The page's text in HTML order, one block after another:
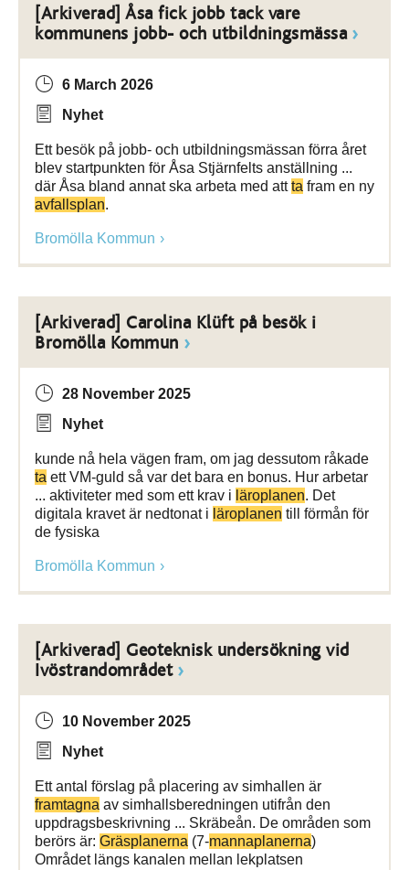
[Arkiverad] Åsa fick jobb tack vare
kommunens jobb- och utbildningsmässa
6 March 2026
Nyhet
Ett besök på jobb- och utbildningsmässan förra året
blev startpunkten för Åsa Stjärnfelts anställning ...
där Åsa bland annat ska arbeta med attta fram en ny
avfallsplan.
Bromölla Kommun
[Arkiverad] Carolina Klüft på besök i
Bromölla Kommun
28 November 2025
Nyhet
kunde nå hela vägen fram, om jag dessutom råkade
ta ett VM-guld så var det bara en bonus. Hur arbetar
... aktiviteter med som ett krav i läroplanen. Det
digitala kravet är nedtonat i läroplanen till förmån för
de fysiska
Bromölla Kommun
[Arkiverad] Geoteknisk undersökning vid
Ivöstrandområdet
10 November 2025
Nyhet
Ett antal förslag på placering av simhallen är
framtagna av simhallsberedningen utifrån den
uppdragsbeskrivning ... Skräbeån. De områden som
berörs är: Gräsplanerna (7-mannaplanerna)
Området längs kanalen mellan lekplatsen